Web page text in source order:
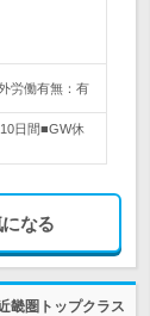
労働有無：有
日間■GW休
なる
畿圏トップクラス